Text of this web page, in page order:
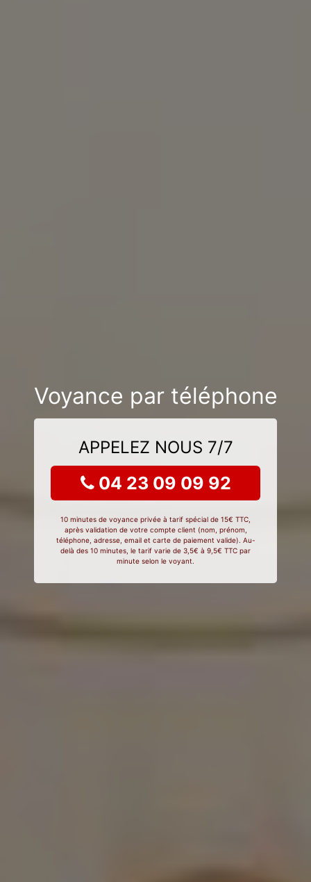
Voyance par téléphone
APPELEZ NOUS 7/7
04 23 09 09 92
10 minutes de voyance privée à tarif spécial de 15€ TTC,
après validation de votre compte client (nom, prénom,
téléphone, adresse, email et carte de paiement valide). Au-
delà des 10 minutes, le tarif varie de 3,5€ à 9,5€ TTC par
minute selon le voyant.